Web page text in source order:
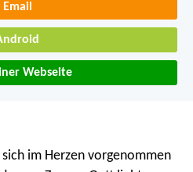
Email
Webseite
im Herzen vorgenommen